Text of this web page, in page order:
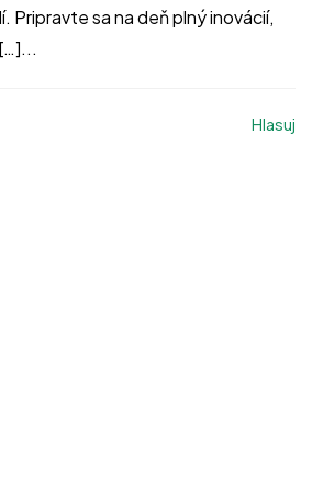
Pripravte sa na deň plný inovácií,
Hlasuj